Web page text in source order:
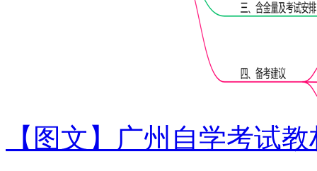
【图文】广州自学考试